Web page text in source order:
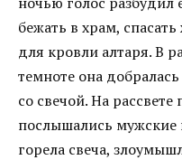
бежать в храм,
для кровли алтаря. В
темноте она
со свечой. На
послышались мужские
горела свеча,